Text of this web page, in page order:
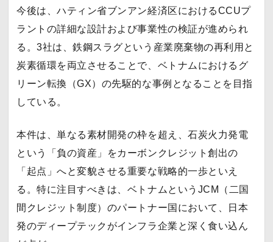
今後は、ハティン省ブンアン経済区におけるCCUプ
ラントの詳細な設計および事業性の検証が進められ
る。3社は、鉄鋼スラグという産業廃棄物の再利用と
炭素循環を両立させることで、ベトナムにおけるグ
リーン転換（GX）の先駆的な事例となることを目指
している。
本件は、単なる素材開発の枠を超え、石炭火力発電
という「負の資産」をカーボンクレジット創出の
「起点」へと変貌させる重要な戦略的一歩といえ
る。特に注目すべきは、ベトナムというJCM（二国
間クレジット制度）のパートナー国において、日本
発のディープテックがインフラ企業と深く食い込ん